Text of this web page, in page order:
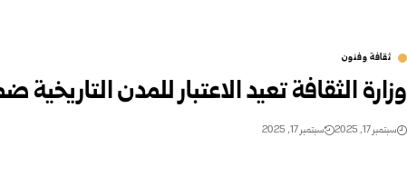
ثقافة وفنون
وزارة الثقافة تعيد الاعتبار للمدن
سبتمبر 17, 2025 سبتمبر 17, 2025